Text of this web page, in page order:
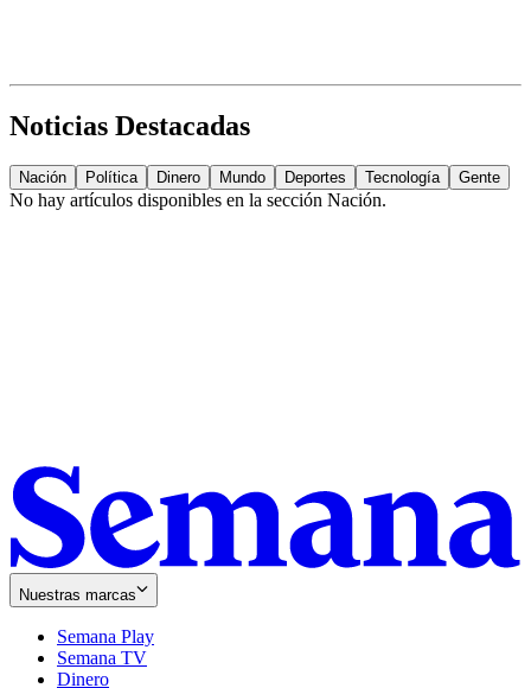
Noticias Destacadas
Nación Política Dinero Mundo Deportes Tecnología Gente
No hay artículos disponibles en la sección Nación.
Nuestras marcas
Semana Play
Semana TV
Dinero